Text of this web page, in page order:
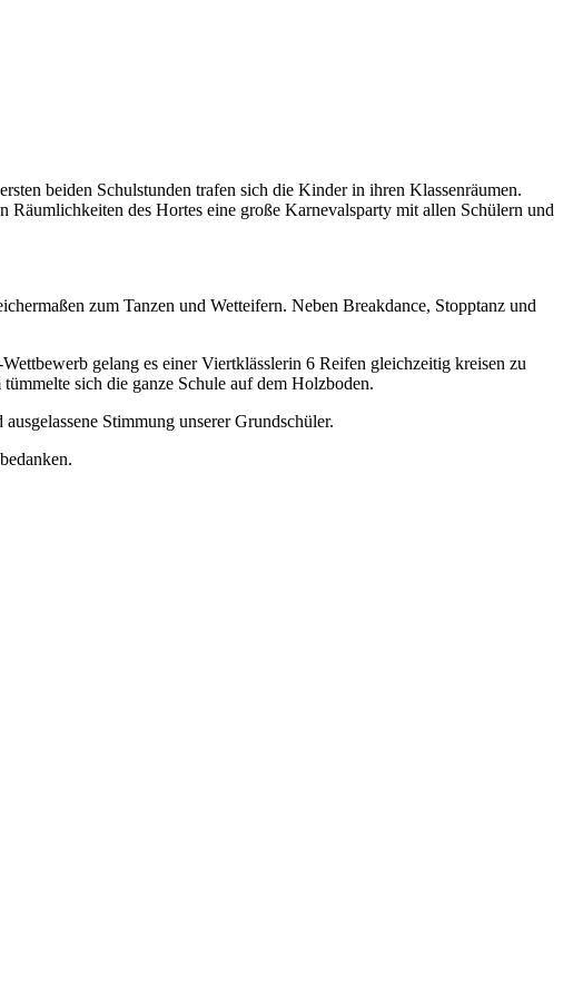
beiden Schulstunden trafen sich die Kinder in ihren Klassenräumen.
Räumlichkeiten des Hortes eine große Karnevalsparty mit allen Schülern und
zum Tanzen und Wetteifern. Neben Breakdance, Stopptanz und
gelang es einer Viertklässlerin 6 Reifen gleichzeitig kreisen zu
sich die ganze Schule auf dem Holzboden.
Stimmung unserer Grundschüler.